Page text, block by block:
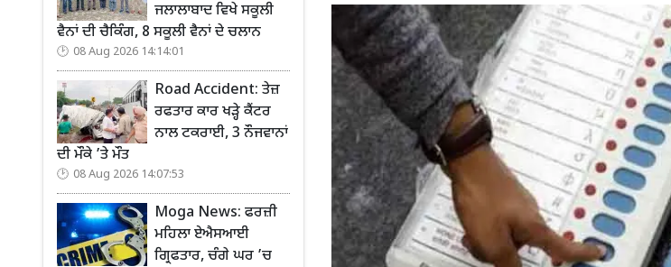
ਜਲਾਲਾਬਾਦ ਵਿਖੇ ਸਕੂਲੀ
ਵੈਨਾਂ ਦੀ ਚੈਕਿੰਗ, 8 ਸਕੂਲੀ ਵੈਨਾਂ ਦੇ ਚਲਾਨ
08 Aug 2026 14:14:01
Road Accident: ਤੇਜ਼
ਰਫਤਾਰ ਕਾਰ ਖੜ੍ਹੇ ਕੈਂਟਰ
ਨਾਲ ਟਕਰਾਈ, 3 ਨੌਜਵਾਨਾਂ
ਦੀ ਮੌਕੇ ’ਤੇ ਮੌਤ
08 Aug 2026 14:07:53
Moga News: ਫਰਜ਼ੀ
ਮਹਿਲਾ ਏਐਸਆਈ
ਗ੍ਰਿਫਤਾਰ, ਚੰਗੇ ਘਰ ’ਚ